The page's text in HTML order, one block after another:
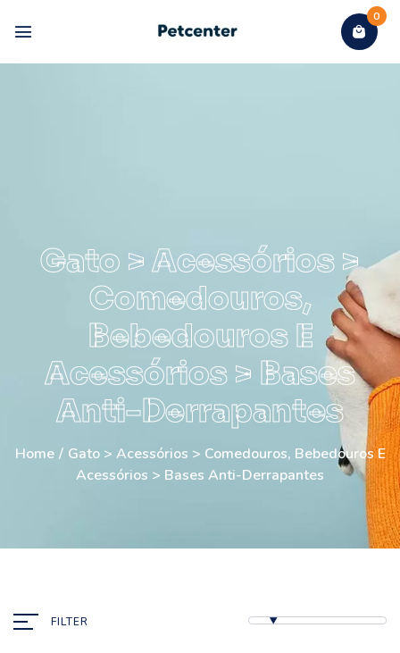
0
Gato > Acessórios >
Comedouros,
Bebedouros E
Acessórios > Bases
Anti-Derrapantes
Home / Gato > Acessórios > Comedouros, Bebedouros E
Acessórios > Bases Anti-Derrapantes
FILTER